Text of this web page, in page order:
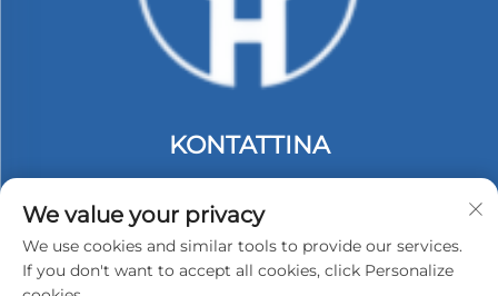
KONTATTINA
Tongle Longgang. Shenzhen, Ċina.
Tel:+86-13530558584
E-mail:[email protected]
We value your privacy
We use cookies and similar tools to provide our services.
If you don't want to accept all cookies, click Personalize